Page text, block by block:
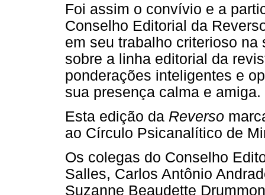
Foi assim o convívio e a
Conselho Editorial da
em seu trabalho criterioso
sobre a linha editorial da
ponderações inteligentes e
sua presença calma e amiga.
Esta edição da Reverso
ao Círculo Psicanalítico de
Os colegas do Conselho
Salles, Carlos Antônio
Suzanne Beaudette